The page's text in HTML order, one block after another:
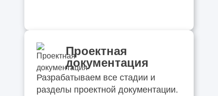
Проектная
документация
Разрабатываем все стадии и
разделы проектной документации.